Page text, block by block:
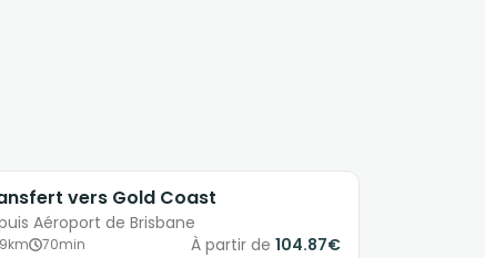
vers Gold Coast
Aéroport de Brisbane
70min À partir de 104.87€